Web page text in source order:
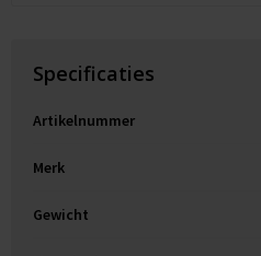
Specificaties
Artikelnummer
Merk
Gewicht